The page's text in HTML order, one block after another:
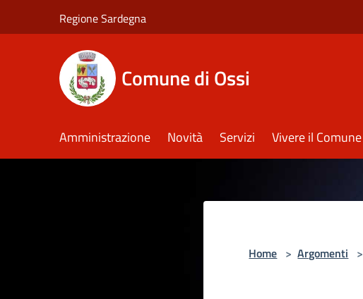
Regione Sardegna
Comune di Ossi
Amministrazione Novità Servizi Vivere il Comune
Home > Argomenti >